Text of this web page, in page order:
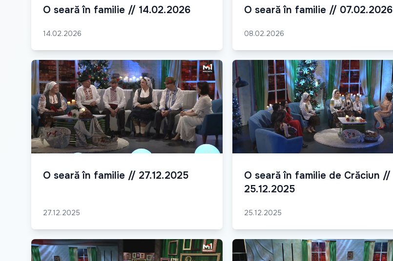
O seară în familie // 14.02.2026
14.02.2026
O seară în familie // 07.02.2026
08.02.2026
O seară în familie // 27.12.2025
27.12.2025
O seară în familie de Crăciun //
25.12.2025
25.12.2025